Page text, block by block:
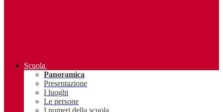
Scuola
Panoramica
Presentazione
I luoghi
Le persone